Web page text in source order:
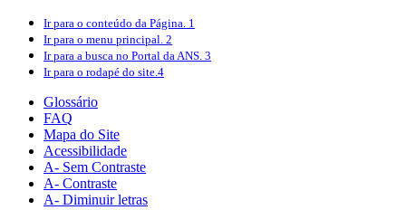
Ir para o conteúdo da Página. 1
Ir para o menu principal. 2
Ir para a busca no Portal da ANS. 3
Ir para o rodapé do site.4
Glossário
FAQ
Mapa do Site
Acessibilidade
A- Sem Contraste
A- Contraste
A- Diminuir letras